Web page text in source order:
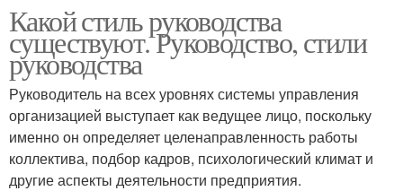
Какой стиль руководства
существуют. Руководство, стили
руководства
Руководитель на всех уровнях системы управления
организацией выступает как ведущее лицо, поскольку
именно он определяет целенаправленность работы
коллектива, подбор кадров, психологический климат и
другие аспекты деятельности предприятия.